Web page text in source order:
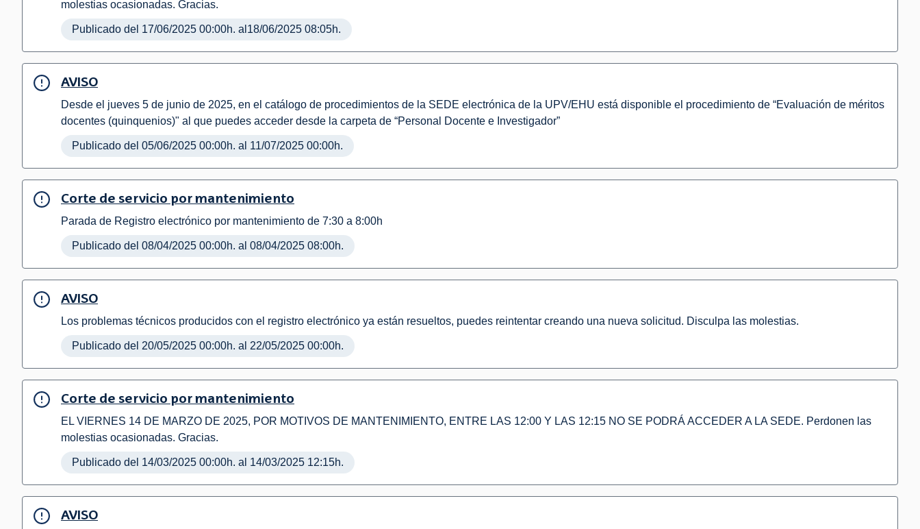
molestias ocasionadas. Gracias.
Publicado del 17/06/2025 00:00h. al18/06/2025 08:05h.
AVISO
Desde el jueves 5 de junio de 2025, en el catálogo de procedimientos de la SEDE electrónica de la UPV/EHU está disponible el procedimiento de “Evaluación de méritos
docentes (quinquenios)" al que puedes acceder desde la carpeta de “Personal Docente e Investigador”
Publicado del 05/06/2025 00:00h. al 11/07/2025 00:00h.
Corte de servicio por mantenimiento
Parada de Registro electrónico por mantenimiento de 7:30 a 8:00h
Publicado del 08/04/2025 00:00h. al 08/04/2025 08:00h.
AVISO
Los problemas técnicos producidos con el registro electrónico ya están resueltos, puedes reintentar creando una nueva solicitud. Disculpa las molestias.
Publicado del 20/05/2025 00:00h. al 22/05/2025 00:00h.
Corte de servicio por mantenimiento
EL VIERNES 14 DE MARZO DE 2025, POR MOTIVOS DE MANTENIMIENTO, ENTRE LAS 12:00 Y LAS 12:15 NO SE PODRÁ ACCEDER A LA SEDE. Perdonen las
molestias ocasionadas. Gracias.
Publicado del 14/03/2025 00:00h. al 14/03/2025 12:15h.
AVISO